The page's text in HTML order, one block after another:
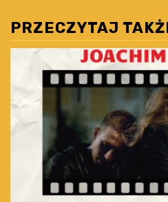
PRZECZYTAJ